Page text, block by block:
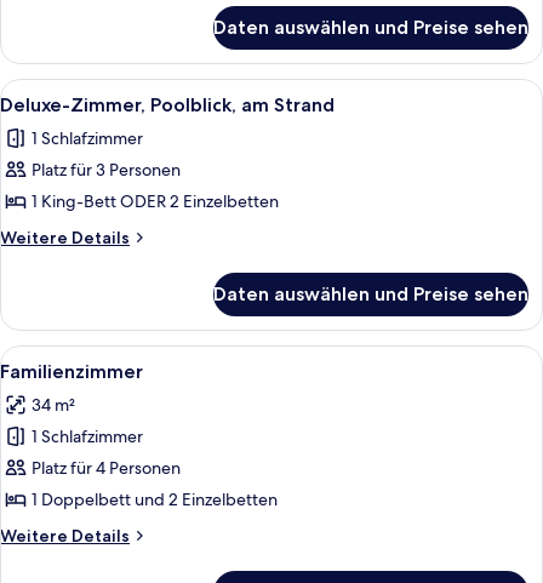
Doppelzimmer,
Gartenblick,
zum
hin
Daten auswählen und Preise sehen
Alle
Fotos
für
Deluxe-
Zimmer,
Poolblick,
anzeigen
Ein Schlafzimmer mit einem
13
Deluxe-Zimmer, Poolblick, am Strand
1 Schlafzimmer
Platz für 3 Personen
1 King-Bett ODER 2 Einzelbetten
Weitere Details
Weitere
Zimmer,
Poolblick,
am
Daten auswählen und Preise sehen
Alle
Fotos
für
Familienzimmer
anzeigen
Ein Schlafzimmer mit einem
14
Familienzimmer
34 m²
1 Schlafzimmer
Platz für 4 Personen
1 Doppelbett und 2 Einzelbetten
Weitere Details
Weitere